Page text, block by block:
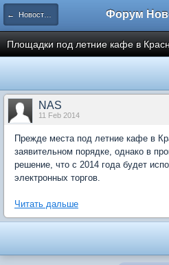
← Новости рынка недвижимости
Площадки под летние кафе в
NAS
11 Feb 2014
Прежде места под летние кафе в
заявительном порядке, однако в
решение, что с 2014 года будет
электронных торгов.
Читать дальше